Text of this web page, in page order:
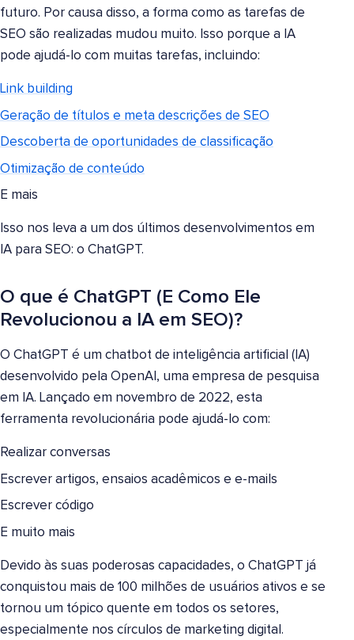
futuro. Por causa disso, a forma como as tarefas de
SEO são realizadas mudou muito. Isso porque a IA
pode ajudá-lo com muitas tarefas, incluindo:
Link building
Geração de títulos e meta descrições de SEO
Descoberta de oportunidades de classificação
Otimização de conteúdo
E mais
Isso nos leva a um dos últimos desenvolvimentos em
IA para SEO: o ChatGPT.
O que é ChatGPT (E Como Ele
Revolucionou a IA em SEO)?
O ChatGPT é um chatbot de inteligência artificial (IA)
desenvolvido pela OpenAI, uma empresa de pesquisa
em IA. Lançado em novembro de 2022, esta
ferramenta revolucionária pode ajudá-lo com:
Realizar conversas
Escrever artigos, ensaios acadêmicos e e-mails
Escrever código
E muito mais
Devido às suas poderosas capacidades, o ChatGPT já
conquistou mais de 100 milhões de usuários ativos e se
tornou um tópico quente em todos os setores,
especialmente nos círculos de marketing digital.